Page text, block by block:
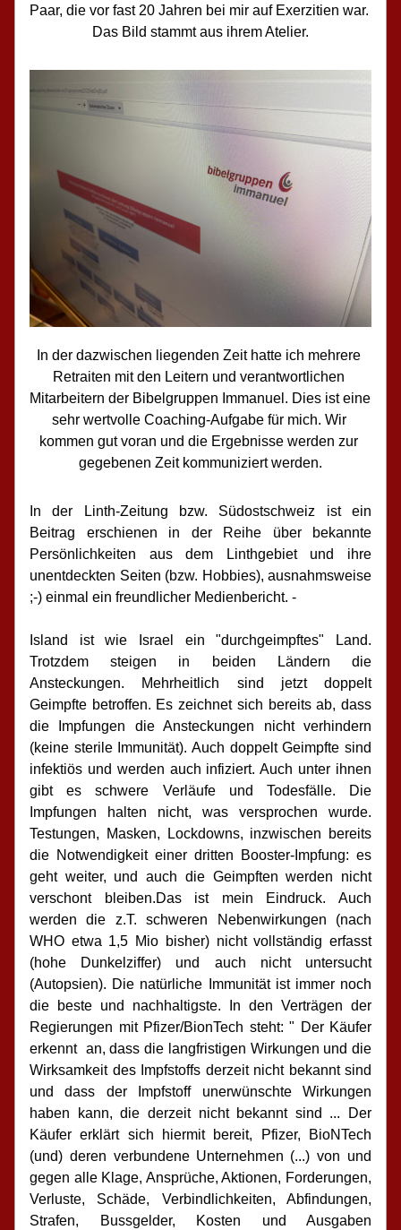
Paar, die vor fast 20 Jahren bei mir auf Exerzitien war.
Das Bild stammt aus ihrem Atelier.
In der dazwischen liegenden Zeit hatte ich mehrere
Retraiten mit den Leitern und verantwortlichen
Mitarbeitern der Bibelgruppen Immanuel. Dies ist eine
sehr wertvolle Coaching-Aufgabe für mich. Wir
kommen gut voran und die Ergebnisse werden zur
gegebenen Zeit kommuniziert werden.
In der Linth-Zeitung bzw. Südostschweiz ist ein
Beitrag erschienen in der Reihe über bekannte
Persönlichkeiten aus dem Linthgebiet und ihre
unentdeckten Seiten (bzw. Hobbies), ausnahmsweise
;-) einmal ein freundlicher Medienbericht. -
Island ist wie Israel ein "durchgeimpftes" Land.
Trotzdem steigen in beiden Ländern die
Ansteckungen. Mehrheitlich sind jetzt doppelt
Geimpfte betroffen. Es zeichnet sich bereits ab, dass
die Impfungen die Ansteckungen nicht verhindern
(keine sterile Immunität). Auch doppelt Geimpfte sind
infektiös und werden auch infiziert. Auch unter ihnen
gibt es schwere Verläufe und Todesfälle. Die
Impfungen halten nicht, was versprochen wurde.
Testungen, Masken, Lockdowns, inzwischen bereits
die Notwendigkeit einer dritten Booster-Impfung: es
geht weiter, und auch die Geimpften werden nicht
verschont bleiben.Das ist mein Eindruck. Auch
werden die z.T. schweren Nebenwirkungen (nach
WHO etwa 1,5 Mio bisher) nicht vollständig erfasst
(hohe Dunkelziffer) und auch nicht untersucht
(Autopsien). Die natürliche Immunität ist immer noch
die beste und nachhaltigste. In den Verträgen der
Regierungen mit Pfizer/BionTech steht: " Der Käufer
erkennt  an, dass die langfristigen Wirkungen und die
Wirksamkeit des Impfstoffs derzeit nicht bekannt sind
und dass der Impfstoff unerwünschte Wirkungen
haben kann, die derzeit nicht bekannt sind ... Der
Käufer erklärt sich hiermit bereit, Pfizer, BioNTech
(und) deren verbundene Unternehmen (...) von und
gegen alle Klage, Ansprüche, Aktionen, Forderungen,
Verluste, Schäde, Verbindlichkeiten, Abfindungen,
Strafen, Bussgelder, Kosten und Ausgaben